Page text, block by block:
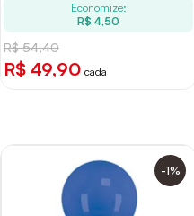
Economize:
R$ 4,50
R$ 54,40
R$ 49,90 cada
-1%